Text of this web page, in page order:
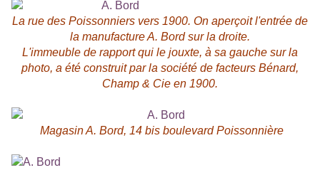
La rue des Poissonniers vers 1900. On aperçoit l'entrée de
la manufacture A. Bord sur la droite.
L'immeuble de rapport qui le jouxte, à sa gauche sur la
photo, a été construit par la société de facteurs Bénard,
Champ & Cie en 1900.
Magasin A. Bord, 14 bis boulevard Poissonnière